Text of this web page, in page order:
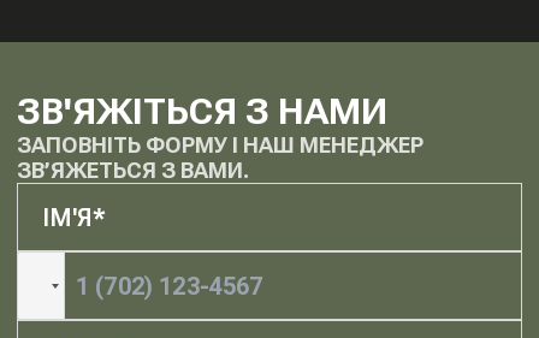
ЗВ'ЯЖІТЬСЯ З НАМИ
ЗАПОВНІТЬ ФОРМУ І НАШ МЕНЕДЖЕР
ЗВ’ЯЖЕТЬСЯ З ВАМИ.